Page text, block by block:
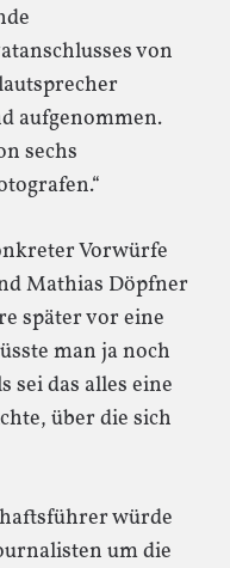
von
aufgenommen.
sechs
Vorwürfe
Mathias Döpfner
später vor eine
man ja noch
sei das alles eine
über die sich
würde
um die